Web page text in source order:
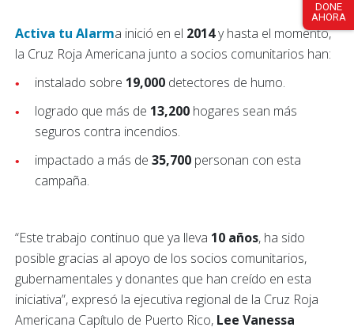
DONE
AHORA
Activa tu Alarma inició en el 2014y hasta el momento,
la Cruz Roja Americana junto a socios comunitarios han:
instalado sobre 19,000 detectores de humo.
logrado que más de 13,200 hogares sean más
seguros contra incendios.
impactado a más de 35,700 personan con esta
campaña.
“Este trabajo continuo que ya lleva 10 años, ha sido
posible gracias al apoyo de los socios comunitarios,
gubernamentales y donantes que han creído en esta
iniciativa”, expresó la ejecutiva regional de la Cruz Roja
Americana Capítulo de Puerto Rico, Lee Vanessa